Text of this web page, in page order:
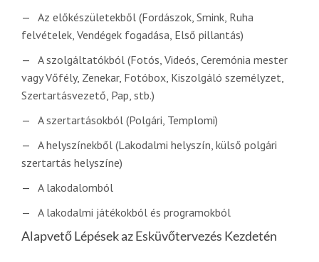
Az előkészületekből (Fordászok, Smink, Ruha
felvételek, Vendégek fogadása, Első pillantás)
A szolgáltatókból (Fotós, Videós, Ceremónia mester
vagy Vőfély, Zenekar, Fotóbox, Kiszolgáló személyzet,
Szertartásvezető, Pap, stb.)
A szertartásokból (Polgári, Templomi)
A helyszínekből (Lakodalmi helyszín, külső polgári
szertartás helyszíne)
A lakodalomból
A lakodalmi játékokból és programokból
Alapvető Lépések az Esküvőtervezés Kezdetén